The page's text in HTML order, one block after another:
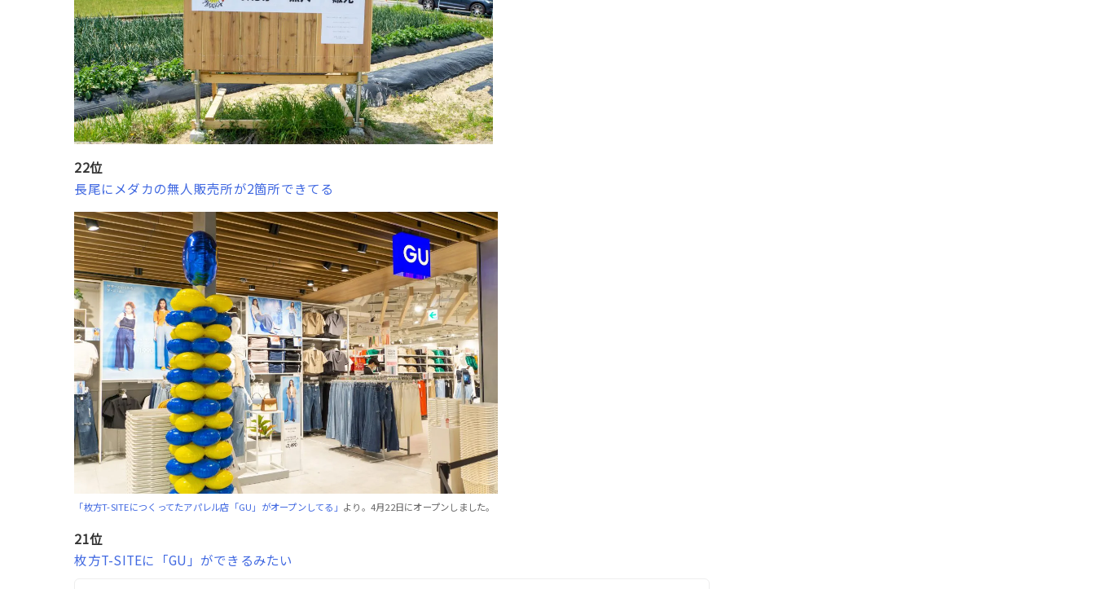
22位
長尾にメダカの無人販売所が2箇所できてる
「枚方T-SITEにつくってたアパレル店「GU」がオープンしてる」 より。4月22日にオープンしました。
21位
枚方T-SITEに「GU」ができるみたい